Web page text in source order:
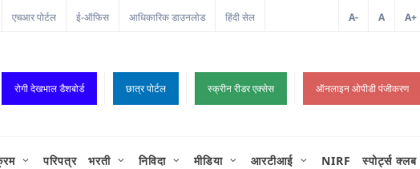
एचआर पोर्टल ई-ऑफिस आधिकारिक डाउनलोड हिंदी सेल A- A A+
रोगी देखभाल डैशबोर्ड छात्र पोर्टल स्क्रीन रीडर एक्सेस ऑनलाइन ओपीडी पंजीकरण
परिपत्र भरती निविदा मीडिया आरटीआई NIRF स्पोर्ट्स क्लब